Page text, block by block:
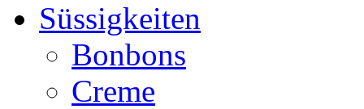
Süssigkeiten
Bonbons
Creme